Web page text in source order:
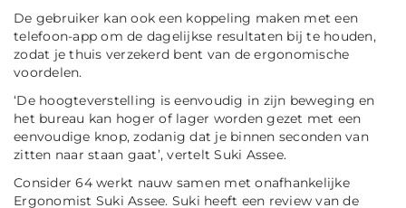
De gebruiker kan ook een koppeling maken met een
telefoon-app om de dagelijkse resultaten bij te houden,
zodat je thuis verzekerd bent van de ergonomische
voordelen.
‘De hoogteverstelling is eenvoudig in zijn beweging en
het bureau kan hoger of lager worden gezet met een
eenvoudige knop, zodanig dat je binnen seconden van
zitten naar staan gaat’, vertelt Suki Assee.
Consider 64 werkt nauw samen met onafhankelijke
Ergonomist Suki Assee. Suki heeft een review van de